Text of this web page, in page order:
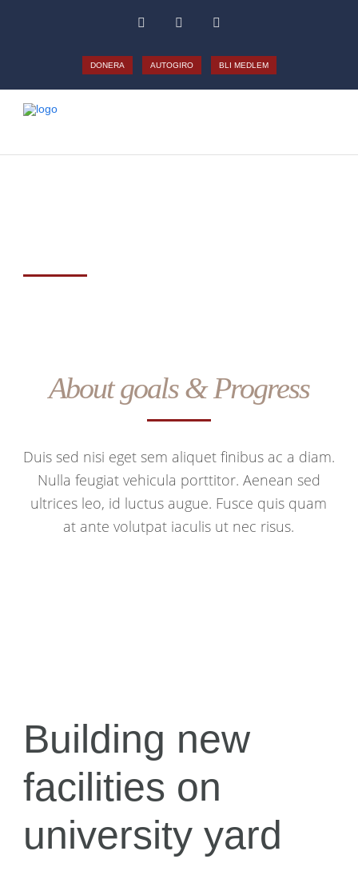
DONERA AUTOGIRO BLI MEDLEM
About goals & Progress
Duis sed nisi eget sem aliquet finibus ac a diam.
Nulla feugiat vehicula porttitor. Aenean sed
ultrices leo, id luctus augue. Fusce quis quam
at ante volutpat iaculis ut nec risus.
Building new
facilities on
university yard